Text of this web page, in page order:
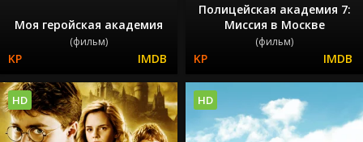
Моя геройская академия
(фильм)
Полицейская академия 7:
Миссия в Москве
(фильм)
HD HD